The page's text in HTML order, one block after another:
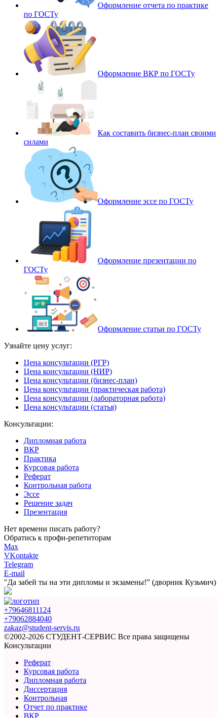
Оформление отчета по практике
по ГОСТу
Оформление ВКР по ГОСТу
Как составить бизнес-план своими
силами
Оформление эссе по ГОСТу
Оформление презентации по
ГОСТу
Оформление статьи по ГОСТу
Узнайте цену услуг:
Цена консультации (РГР)
Цена консультации (НИР)
Цена консультации (бизнес-план)
Цена консультации (практическая работа)
Цена консультации (лабораторная работа)
Цена консультации (статья)
Консультации:
Дипломная работа
ВКР
Практика
Курсовая работа
Реферат
Контрольная работа
Эссе
Решение задач
Презентация
Нет времени писать работу?
Обратись к профи-репетиторам
Max
VKontakte
Telegram
E-mail
"Да забей ты на эти дипломы и экзамены!” (дворник Кузьмич)
+79646811124
+79062884040
zakaz@student-servis.ru
©2002-2026 СТУДЕНТ-СЕРВИС Все права защищены
Консультации
Реферат
Курсовая работа
Дипломная работа
Диссертация
Контрольная
Отчет по практике
ВКР